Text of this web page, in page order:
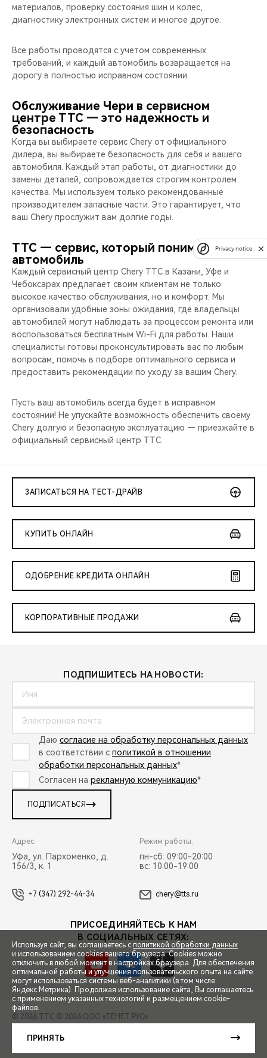
СПЕЦПРЕДЛОЖЕНИЯ
ЗАПИСЬ НА ТЕСТ-ДРАЙВ
материалов, проверку состояния шин и колес,
диагностику электронных систем и многое другое.
Все работы проводятся с учетом современных
требований, и каждый автомобиль возвращается на
дорогу в полностью исправном состоянии.
Обслуживание Чери в сервисном
центре ТТС — это надежность и
безопасность
Когда вы выбираете сервис Chery от официального
дилера, вы выбираете безопасность для себя и вашего
автомобиля. Каждый этап работы, от диагностики до
замены деталей, сопровождается строгим контролем
качества. Мы используем только рекомендованные
производителем запасные части. Это гарантирует, что
ваш Chery прослужит вам долгие годы.
ТТС — сервис, который понимает ваш
автомобиль
Каждый сервисный центр Chery ТТС в Казани, Уфе и
Чебоксарах предлагает своим клиентам не только
высокое качество обслуживания, но и комфорт. Мы
организовали удобные зоны ожидания, где владельцы
автомобилей могут наблюдать за процессом ремонта или
воспользоваться бесплатным Wi-Fi для работы. Наши
специалисты готовы проконсультировать вас по любым
вопросам, помочь в подборе оптимального сервиса и
предоставить рекомендации по уходу за вашим Chery.
Пусть ваш автомобиль всегда будет в исправном
состоянии! Не упускайте возможность обеспечить своему
Chery долгую и безопасную эксплуатацию — приезжайте в
официальный сервисный центр ТТС.
ЗАПИСАТЬСЯ НА ТЕСТ-ДРАЙВ
КУПИТЬ ОНЛАЙН
ОДОБРЕНИЕ КРЕДИТА ОНЛАЙН
КОРПОРАТИВНЫЕ ПРОДАЖИ
ПОДПИШИТЕСЬ НА НОВОСТИ:
Даю согласие на обработку персональных данных
в соответствии с политикой в отношении
обработки персональных данных*
Согласен на рекламную коммуникацию*
ПОДПИСАТЬСЯ
Адрес:
Уфа, ул. Пархоменко, д.
156/3, к. 1
Режим работы:
пн-сб: 09:00-20:00
вс: 10:00-19:00
+7 (347) 292-44-34 chery@tts.ru
ПРИСОЕДИНЯЙТЕСЬ К НАМ
В СОЦИАЛЬНЫХ СЕТЯХ:
© 2026 ТТС © 2026 ООО «ТЕНЕТ РУС»
Сделано в ПЕРКС
Используя сайт, вы соглашаетесь с политикой обработки данных
и использованием cookies вашего браузера. Cookies можно
отключить в любой момент в настройках браузера. Для обеспечения
оптимальной работы и улучшения пользовательского опыта на сайте
могут использоваться системы веб-аналитики (в том числе
Яндекс.Метрика). Продолжая использование сайта, Вы соглашаетесь
с применением указанных технологий и размещением cookie-
файлов.
ПРИНЯТЬ
Privacy notice